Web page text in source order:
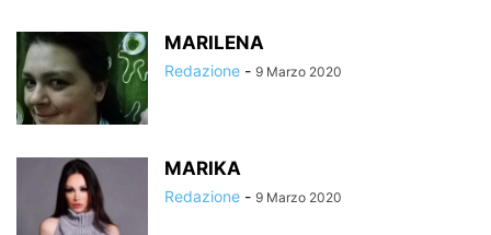
MARILENA
Redazione - 9 Marzo 2020
MARIKA
Redazione - 9 Marzo 2020